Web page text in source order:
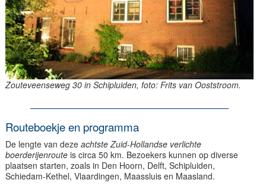
Zouteveenseweg 30 in Schipluiden, foto: Frits van Ooststroom.
Routeboekje en programma
De lengte van deze achtste Zuid-Hollandse verlichte
boerderijenroute is circa 50 km. Bezoekers kunnen op diverse
plaatsen starten, zoals in Den Hoorn, Delft, Schipluiden,
Schiedam-Kethel, Vlaardingen, Maassluis en Maasland.